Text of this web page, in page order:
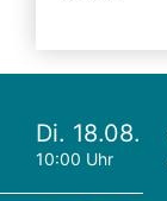
Di. 18.08.
10:00 Uhr